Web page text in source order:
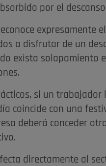
por el
expresamente
a disfrutar de un
exista solapamiento
si un trabajador
coincide con una
deberá conceder
directamente al